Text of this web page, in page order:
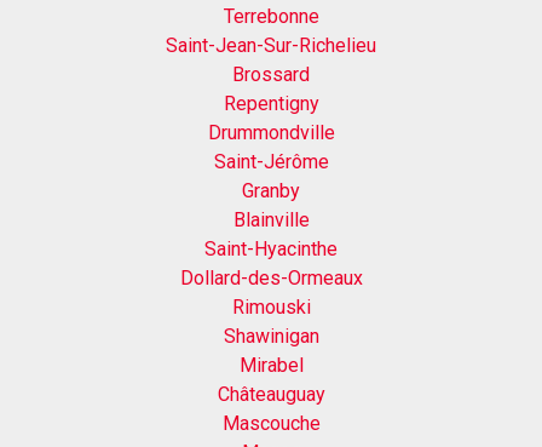
Terrebonne
Saint-Jean-Sur-Richelieu
Brossard
Repentigny
Drummondville
Saint-Jérôme
Granby
Blainville
Saint-Hyacinthe
Dollard-des-Ormeaux
Rimouski
Shawinigan
Mirabel
Châteauguay
Mascouche